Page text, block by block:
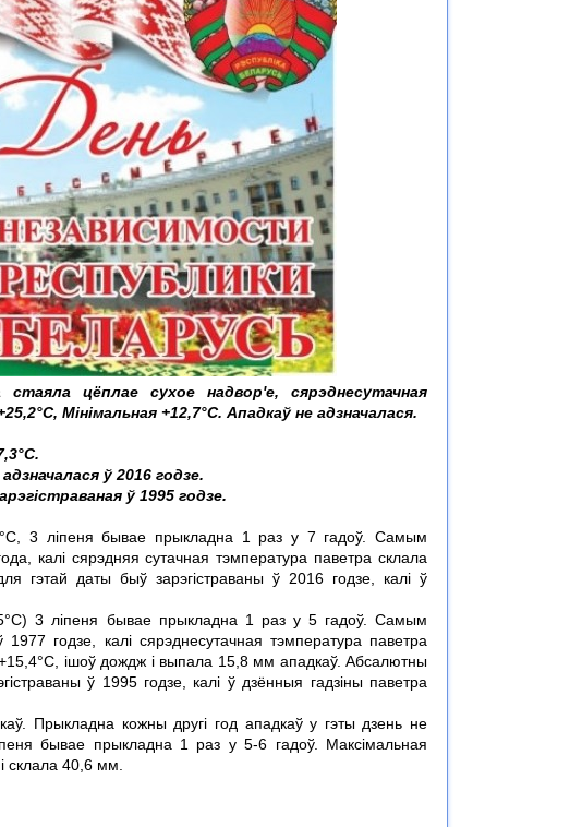
цёплае сухое надвор'е, сярэднесутачная
Мінімальная +12,7°С. Ападкаў не адзначалася.
ў 2016 годзе.
ў 1995 годзе.
3 ліпеня бывае прыкладна 1 раз у 7 гадоў. Самым
калі сярэдняя сутачная тэмпература паветра склала
гэтай даты быў зарэгістраваны ў 2016 годзе, калі ў
3 ліпеня бывае прыкладна 1 раз у 5 гадоў. Самым
годзе, калі сярэднесутачная тэмпература паветра
ішоў дождж і выпала 15,8 мм ападкаў. Абсалютны
ў 1995 годзе, калі ў дзённыя гадзіны паветра
Прыкладна кожны другі год ападкаў у гэты дзень не
бывае прыкладна 1 раз у 5-6 гадоў. Максімальная
склала 40,6 мм.